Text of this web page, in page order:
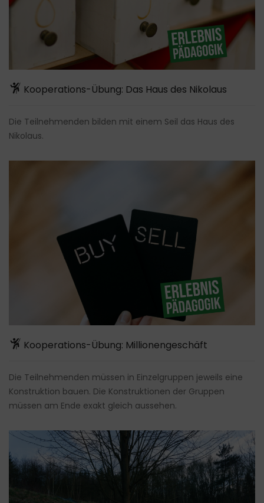
Kooperations-Übung: Das Haus des Nikolaus
Die Teilnehmenden bilden mit einem Seil das Haus des
Nikolaus.
Kooperations-Übung: Millionengeschäft
Die Teilnehmenden müssen in Einzelgruppen jeweils eine
Konstruktion bauen. Die Konstruktionen der Gruppen
müssen am Ende exakt gleich aussehen.